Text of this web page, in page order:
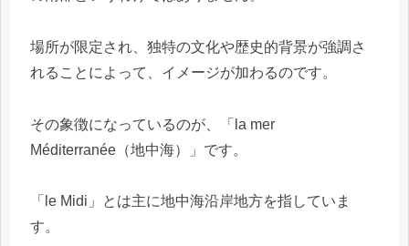
場所が限定され、独特の文化や歴史的背景が強調さ
れることによって、イメージが加わるのです。
その象徴になっているのが、「la mer
Méditerranée（地中海）」です。
「le Midi」とは主に地中海沿岸地方を指していま
す。